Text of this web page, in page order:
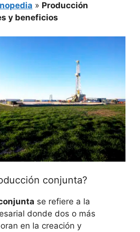
» Producción
y beneficios
conjunta?
se refiere a la
donde dos o más
en la creación y